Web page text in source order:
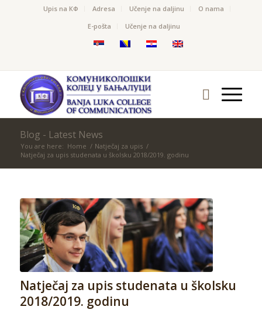
Upis na КФ Adresa Učenje na daljinu
O nama
Е-pošta
Učenje na daljinu
Blog - Latest News
You are here: Home / Natječaj za upis /
Natječaj za upis studenata u školsku 2018/2019. godinu
Natječaj za upis studenata u školsku
2018/2019. godinu